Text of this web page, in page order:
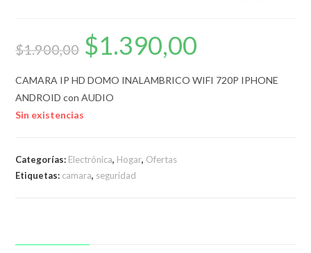
$1.900,00
El
precio
original
$1.900,00.
$1.390,00
$1.390,00.
CAMARA IP HD DOMO INALAMBRICO WIFI 720P IPHONE
ANDROID con AUDIO
Sin existencias
Categorías: Electrónica, Hogar, Ofertas
Etiquetas: camara, seguridad